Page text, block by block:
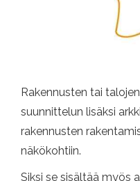
Rakennusten tai
suunnittelun lisäksi
rakennusten
näkökohtiin.
Siksi se sisältää myös